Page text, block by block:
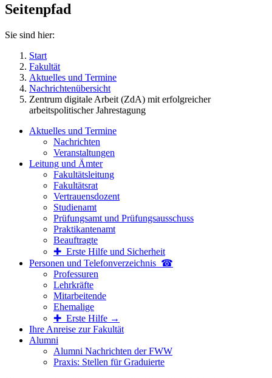
Seitenpfad
Sie sind hier:
Start
Fakultät
Aktuelles und Termine
Nachrichtenübersicht
Zentrum digitale Arbeit (ZdA) mit erfolgreicher
arbeitspolitischer Jahrestagung
Aktuelles und Termine
Nachrichten
Veranstaltungen
Leitung und Ämter
Fakultätsleitung
Fakultätsrat
Vertrauensdozent
Studienamt
Prüfungsamt und Prüfungsausschuss
Praktikantenamt
Beauftragte
✚ Erste Hilfe und Sicherheit
Personen und Telefon­verzeichnis ☎
Professuren
Lehrkräfte
Mitarbeitende
Ehemalige
✚ Erste Hilfe →
Ihre Anreise zur Fakultät
Alumni
Alumni Nachrichten der FWW
Praxis: Stellen für Graduierte